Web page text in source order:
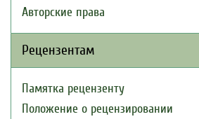
Авторские права
Рецензентам
Памятка рецензенту
Положение о рецензировании